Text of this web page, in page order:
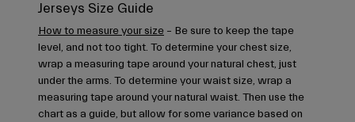
Jerseys Size Guide
How to measure your size – Be sure to keep the tape
level, and not too tight. To determine your chest size,
wrap a measuring tape around your natural chest, just
under the arms. To determine your waist size, wrap a
measuring tape around your natural waist. Then use the
chart as a guide, but allow for some variance based on